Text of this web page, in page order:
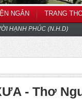
NGẮN TRANG
HẠNH PHÚC (N.H.D)
- Thơ